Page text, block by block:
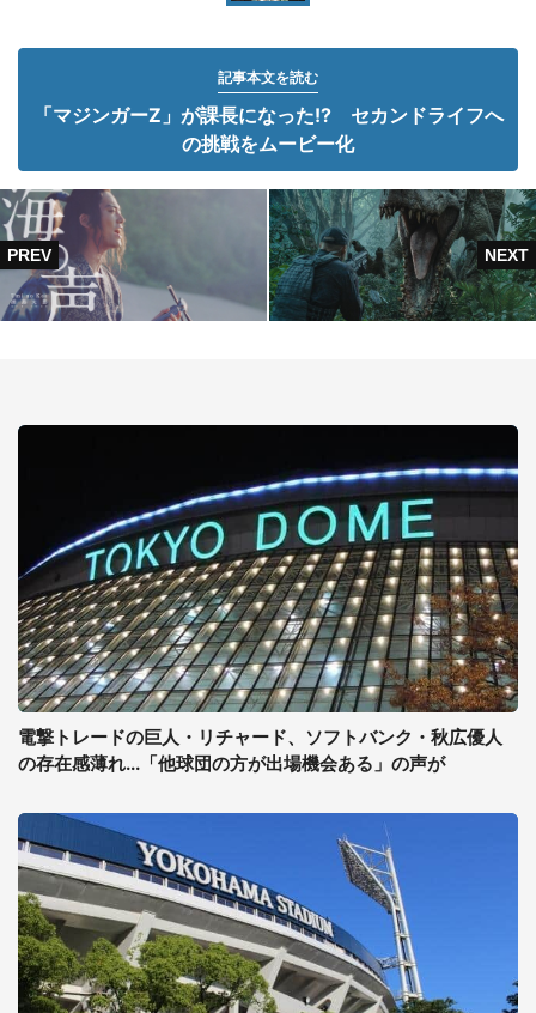
記事本文を読む
「マジンガーZ」が課長になった!? セカンドライフへ
の挑戦をムービー化
電撃トレードの巨人・リチャード、ソフトバンク・秋広優人
の存在感薄れ...「他球団の方が出場機会ある」の声が